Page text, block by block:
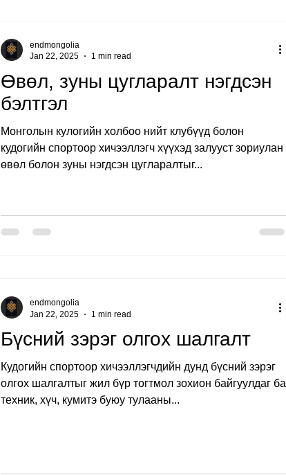
Өвөл, зуны цугларалт нэгдсэн
бэлтгэл
Монголын кулогийн холбоо нийт клубүүд болон
кудогийн спортоор хичээллэгч хүүхэд залууст зориулан
өвөл болон зуны нэгдсэн цугларалтыг...
endmongolia
Jan 22, 2025
1 min read
Бүсний зэрэг олгох шалгалт
Кудогийн спортоор хичээллэгчдийн дунд бүсний зэрэг
олгох шалгалтыг жил бүр тогтмол зохион байгуулдаг ба
техник, хүч, кумитэ буюу тулааны...
endmongolia
Jan 22, 2025
1 min read